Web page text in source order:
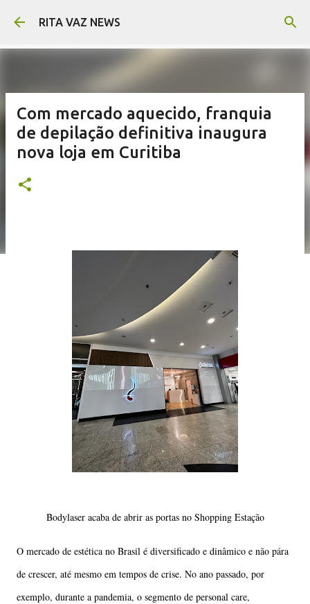
Pular para o conteúdo principal
RITA VAZ NEWS
Com mercado aquecido, franquia
de depilação definitiva inaugura
nova loja em Curitiba
Bodylaser acaba de abrir as portas no Shopping Estação
O mercado de estética no Brasil é diversificado e dinâmico e não pára
de crescer, até mesmo em tempos de crise. No ano passado, por
exemplo, durante a pandemia, o segmento de personal care,